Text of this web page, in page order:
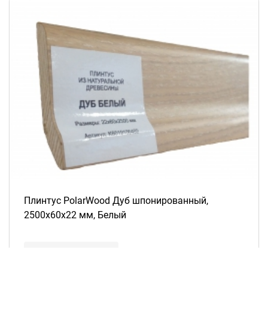
Плинтус PolarWood Дуб шпонированный,
2500х60х22 мм, Белый